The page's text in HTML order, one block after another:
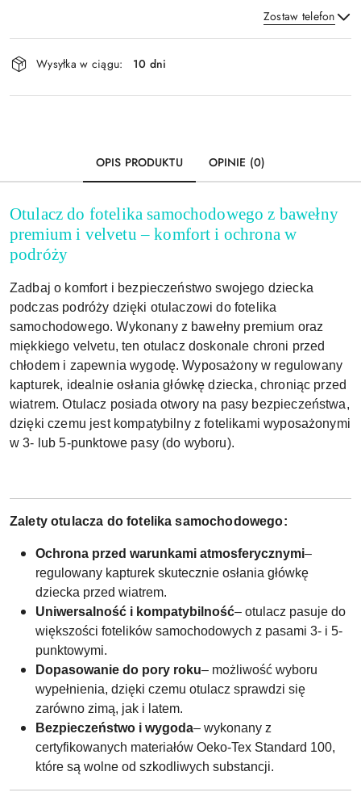
Zostaw telefon
Dostępność
i
dostawa
Wysyłka w ciągu: 10 dni
OPIS PRODUKTU OPINIE (0)
Otulacz do fotelika samochodowego z bawełny
premium i velvetu – komfort i ochrona w
podróży
Zadbaj o komfort i bezpieczeństwo swojego dziecka
podczas podróży dzięki otulaczowi do fotelika
samochodowego. Wykonany z bawełny premium oraz
miękkiego velvetu, ten otulacz doskonale chroni przed
chłodem i zapewnia wygodę. Wyposażony w regulowany
kapturek, idealnie osłania główkę dziecka, chroniąc przed
wiatrem. Otulacz posiada otwory na pasy bezpieczeństwa,
dzięki czemu jest kompatybilny z fotelikami wyposażonymi
w 3- lub 5-punktowe pasy (do wyboru).
Zalety otulacza do fotelika samochodowego:
Ochrona przed warunkami atmosferycznymi–
regulowany kapturek skutecznie osłania główkę
dziecka przed wiatrem.
Uniwersalność i kompatybilność– otulacz pasuje do
większości fotelików samochodowych z pasami 3- i 5-
punktowymi.
Dopasowanie do pory roku– możliwość wyboru
wypełnienia, dzięki czemu otulacz sprawdzi się
zarówno zimą, jak i latem.
Bezpieczeństwo i wygoda– wykonany z
certyfikowanych materiałów Oeko-Tex Standard 100,
które są wolne od szkodliwych substancji.